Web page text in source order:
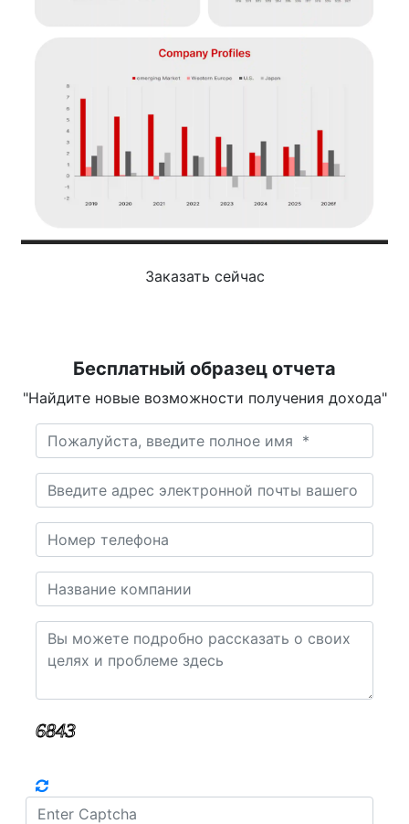
Заказать сейчас
Бесплатный образец отчета
"Найдите новые возможности получения дохода"